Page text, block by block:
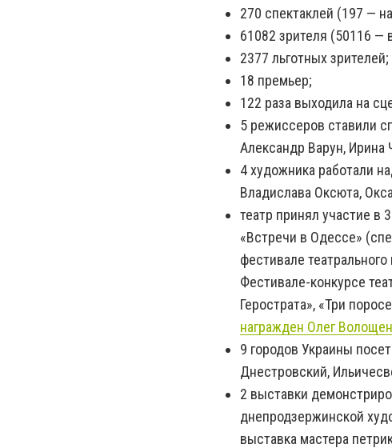
270 спектаклей (197 —
61082 зрителя (50116 —
2377 льготных зрителей;
18 премьер;
122 раза выходила на
5 режиссеров ставили
Александр Варун,
4 художника работали
Владислава Оксюта,
театр принял участие в
«Встречи в Одессе»
фестивале
Фестивале-конкурсе
Герострата», «Три
награжден Олег
9 городов Украины
Днестровский,
2 выставки
днепродзержинской
выставка мастера